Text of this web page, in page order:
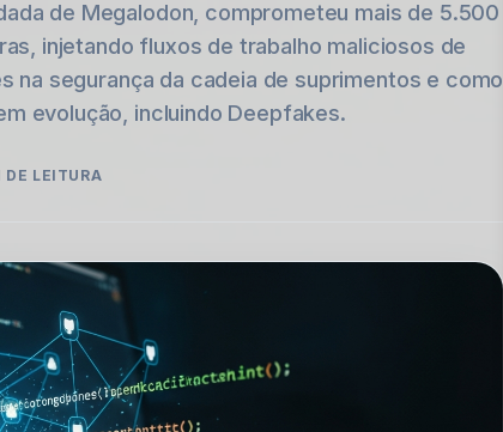
de Megalodon, comprometeu mais de 5.500
injetando fluxos de trabalho maliciosos de
na segurança da cadeia de suprimentos e como
evolução, incluindo Deepfakes.
DE LEITURA